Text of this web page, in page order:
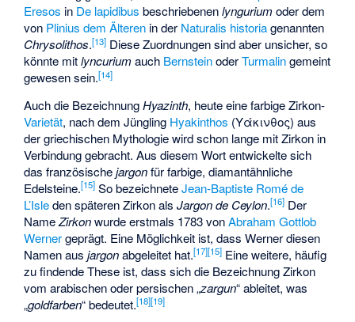
Eresos in De lapidibus beschriebenenlyngurium oder dem
von Plinius dem Älteren in der Naturalis historiagenannten
Chrysolithos.[13] Diese Zuordnungen sind aber unsicher, so
könnte mitlyncurium auch BernsteinoderTurmalingemeint
gewesen sein.[14]
Auch die BezeichnungHyazinth, heute eine farbige Zirkon-
Varietät, nach dem Jüngling Hyakinthos (Υάκινθος) aus
der griechischen Mythologie wird schon lange mit Zirkon in
Verbindung gebracht. Aus diesem Wort entwickelte sich
das französischejargonfür farbige, diamantähnliche
Edelsteine.[15] So bezeichneteJean-Baptiste Romé de
L’Isleden späteren Zirkon alsJargon de Ceylon.[16] Der
NameZirkonwurde erstmals 1783 vonAbraham Gottlob
Wernergeprägt. Eine Möglichkeit ist, dass Werner diesen
Namen ausjargonabgeleitet hat.[17][15] Eine weitere, häufig
zu findende These ist, dass sich die Bezeichnung Zirkon
vom arabischen oder persischen „zargun“ ableitet, was
„goldfarben“ bedeutet.[18][19]